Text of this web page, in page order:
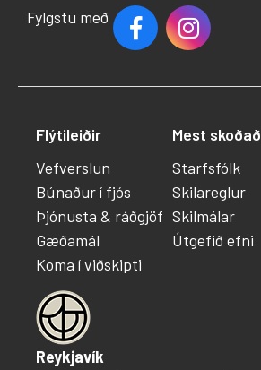
Fylgstu með
Reykjavík
Flýtileiðir
Vefverslun
Búnaður í fjós
Þjónusta & ráðgjöf
Gæðamál
Koma í viðskipti
Mest skoðað
Starfsfólk
Skilareglur
Skilmálar
Útgefið efni